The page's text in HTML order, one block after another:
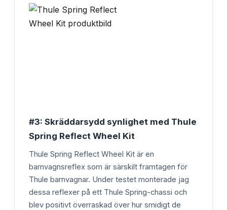
#3: Skräddarsydd synlighet med Thule
Spring Reflect Wheel Kit
Thule Spring Reflect Wheel Kit är en
barnvagnsreflex som är särskilt framtagen för
Thule barnvagnar. Under testet monterade jag
dessa reflexer på ett Thule Spring-chassi och
blev positivt överraskad över hur smidigt de